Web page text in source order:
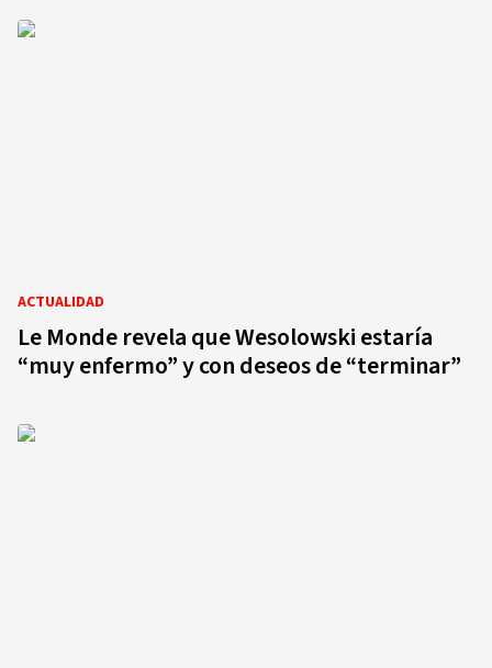
ACTUALIDAD
Le Monde revela que Wesolowski estaría
“muy enfermo” y con deseos de “terminar”